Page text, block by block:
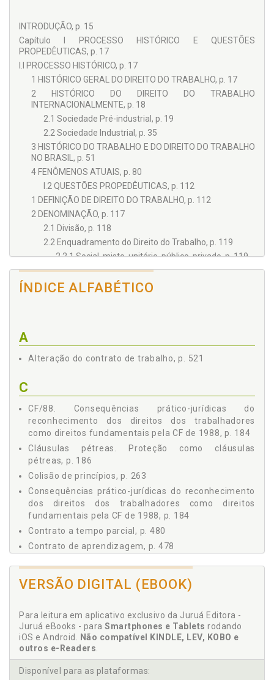
INTRODUÇÃO, p. 15
Capítulo I PROCESSO HISTÓRICO E QUESTÕES
PROPEDÊUTICAS, p. 17
I.I PROCESSO HISTÓRICO, p. 17
1 HISTÓRICO GERAL DO DIREITO DO TRABALHO, p. 17
2 HISTÓRICO DO DIREITO DO TRABALHO
INTERNACIONALMENTE, p. 18
2.1 Sociedade Pré-industrial, p. 19
2.2 Sociedade Industrial, p. 35
3 HISTÓRICO DO TRABALHO E DO DIREITO DO TRABALHO
NO BRASIL, p. 51
4 FENÔMENOS ATUAIS, p. 80
I.2 QUESTÕES PROPEDÊUTICAS, p. 112
1 DEFINIÇÃO DE DIREITO DO TRABALHO, p. 112
2 DENOMINAÇÃO, p. 117
2.1 Divisão, p. 118
2.2 Enquadramento do Direito do Trabalho, p. 119
2.2.1 Social, misto, unitário, público, privado, p. 119
2.2.2 Autonomia doutrinária, legislativa, didática e
jurisdicional, p. 121
2.2.3 Relações com outros ramos do direito, p. 121
2 FONTES MATERIAIS E FONTES FORMAIS, p. 124
2.1 Fontes Materiais, p. 124
3.1 As Principais Fontes Heterônomas, p. 125
3.1.1 Constituição, p. 125
3.1.2 Lei, p. 125
3.1.3 Normas internacionais, p. 126
3.1.4 Princípios jurídicos, p. 127
3.1.5 Regulamento, p. 127
3.1.6 Portarias, p. 128
3.1.7 Jurisprudência, p. 128
3.1.8 Doutrina, p. 130
3.1.9 Sentença normativa, p. 131
3.1.10 Direito comparado, p. 131
3.2.1 Convenção coletiva, p. 135
3.2.3 Contratos coletivos, p. 136
3.2.4 Regulamento de empresa, p. 136
3.2.5 Usos e costumes, p. 137
3.2.6 Disposições contratuais, p. 137
4 HIERARQUIA DAS FONTES FORMAIS DO DIREITO DO
ÍNDICE ALFABÉTICO
A
Alteração do contrato de trabalho, p. 521
C
CF/88. Consequências prático-jurídicas do
reconhecimento dos direitos dos trabalhadores
como direitos fundamentais pela CF de 1988, p. 184
Cláusulas pétreas. Proteção como cláusulas
pétreas, p. 186
Colisão de princípios, p. 263
Consequências prático-jurídicas do reconhecimento
dos direitos dos trabalhadores como direitos
fundamentais pela CF de 1988, p. 184
Contrato a tempo parcial, p. 480
Contrato de aprendizagem, p. 478
Contrato de atleta profissional, p. 480
Contrato de trabalho intermitente, p. 457
validade e eficácia, p. 434
Contrato de trabalho temporário, p. 473
Contrato de trabalho. Alteração do contrato de
trabalho, p. 521
Contrato de trabalho. Alteração. Alteração da
VERSÃO DIGITAL (EBOOK)
Para leitura em aplicativo exclusivo da Juruá Editora -
Juruá eBooks - para Smartphones e Tablets rodando
iOS e Android. Não compatível KINDLE, LEV, KOBO e
outros e-Readers.
Disponível para as plataformas: